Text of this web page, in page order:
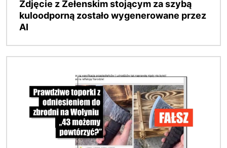
Zdjęcie z Zełenskim stojącym za szybą
kuloodporną zostało wygenerowane przez
AI